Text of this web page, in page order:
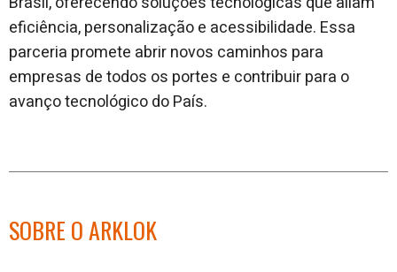
eficiência, personalização e acessibilidade. Essa
parceria promete abrir novos caminhos para
empresas de todos os portes e contribuir para o
avanço tecnológico do País.
SOBRE O ARKLOK